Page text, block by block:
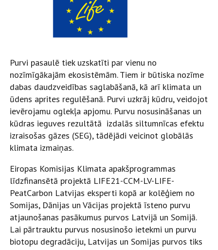
Purvi pasaulē tiek uzskatīti par vienu no
nozīmīgākajām ekosistēmām. Tiem ir būtiska nozīme
dabas daudzveidības saglabāšanā, kā arī klimata un
ūdens aprites regulēšanā. Purvi uzkrāj kūdru, veidojot
ievērojamu oglekļa apjomu. Purvu nosusināšanas un
kūdras ieguves rezultātā izdalās siltumnīcas efektu
izraisošas gāzes (SEG), tādējādi veicinot globālās
klimata izmaiņas.
Eiropas Komisijas Klimata apakšprogrammas
līdzfinansētā projektā LIFE21-CCM-LV-LIFE-
PeatCarbon Latvijas eksperti kopā ar kolēģiem no
Somijas, Dānijas un Vācijas projektā īsteno purvu
atjaunošanas pasākumus purvos Latvijā un Somijā.
Lai pārtrauktu purvus nosusinošo ietekmi un purvu
biotopu degradāciju, Latvijas un Somijas purvos tiks